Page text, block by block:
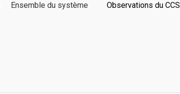
Ensemble du système Observations du CCS